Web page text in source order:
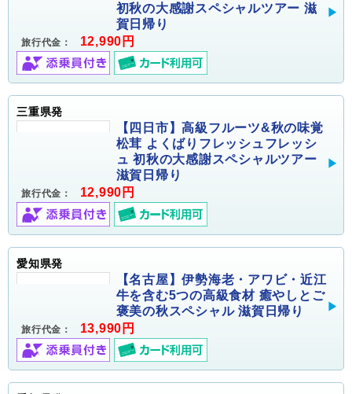
初秋の大感謝スペシャルツアー 滋
賀日帰り
旅行代金： 12,990円
三重県発
【四日市】高級フルーツ&秋の味覚
松茸 よくばりフレッシュフレッシ
ュ 初秋の大感謝スペシャルツアー
滋賀日帰り
旅行代金： 12,990円
愛知県発
【名古屋】伊勢海老・アワビ・近江
牛を含む5つの高級食材 癒やしとご
褒美の秋スペシャル 滋賀日帰り
旅行代金： 13,990円